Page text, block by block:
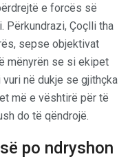
e forcës së
Përkundrazi, Çoçlli tha
sepse objektivat
mënyrën se si ekipet
në dukje se gjithçka
më e vështirë për të
do të qëndrojë.
po ndryshon